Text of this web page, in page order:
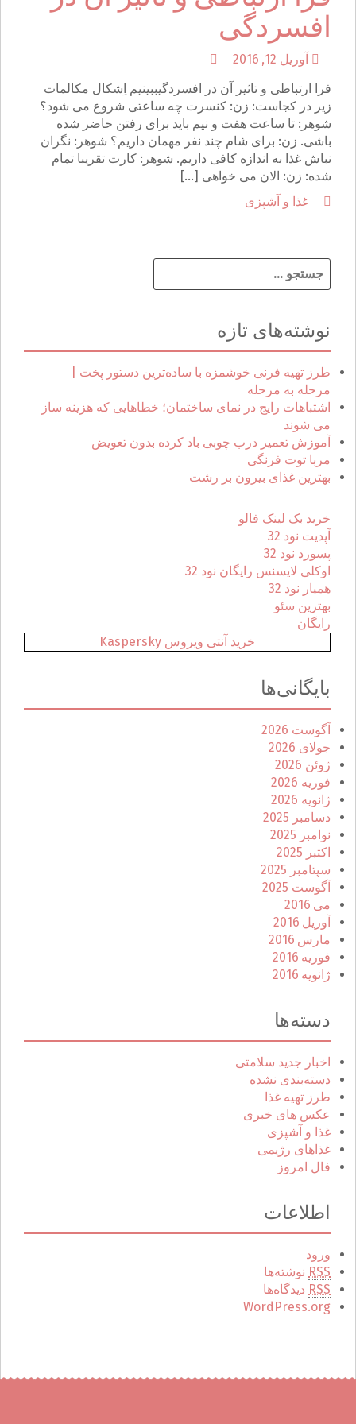
افسردگی
آوریل 12, 2016
فرا ارتباطی و تاثیر آن در افسردگیببینیم اِشکال مکالمات
زیر در کجاست: زن: کنسرت چه ساعتی شروع می شود؟
شوهر: تا ساعت هفت و نیم باید برای رفتن حاضر شده
باشی. زن: برای شام چند نفر مهمان داریم؟ شوهر: نگران
نباش غذا به اندازه کافی داریم. شوهر: کارت تقریبا تمام
شده: زن: الان می خواهی […]
غذا و آشپزی
س
و
ب
ر
ا
ی
:
نوشته‌های تازه
طرز تهیه فرنی خوشمزه با ساده‌ترین دستور پخت |
مرحله به مرحله
اشتباهات رایج در نمای ساختمان؛ خطاهایی که هزینه ساز
می شوند
آموزش تعمیر درب چوبی باد کرده بدون تعویض
مربا توت فرنگی
بهترین غذای بیرون بر رشت
خرید بک لینک فالو
آپدیت نود 32
پسورد نود 32
اوکلی لایسنس رایگان نود 32
همیار نود 32
بهترین سئو
رایگان
خرید آنتی ویروس Kaspersky
بایگانی‌ها
آگوست 2026
جولای 2026
ژوئن 2026
فوریه 2026
ژانویه 2026
دسامبر 2025
نوامبر 2025
اکتبر 2025
سپتامبر 2025
آگوست 2025
می 2016
آوریل 2016
مارس 2016
فوریه 2016
ژانویه 2016
دسته‌ها
اخبار جدید سلامتی
دسته‌بندی نشده
طرز تهیه غذا
عکس های خبری
غذا و آشپزی
غذاهای رژیمی
فال امروز
اطلاعات
ورود
RSS نوشته‌ها
RSS دیدگاه‌ها
WordPress.org